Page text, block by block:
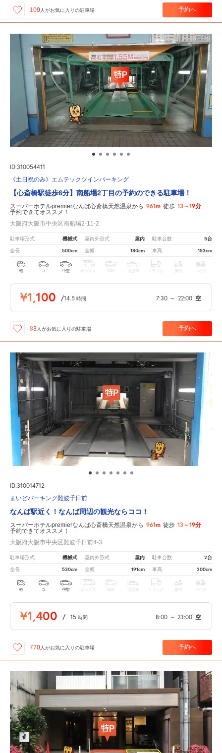
109 人がお気に入りの駐車場 予約へ
ID:310054411
《土日祝のみ》エムテックツインパーキング
【心斎橋駅徒歩6分】南船場2丁目の予約のできる駐車場！
スーパーホテルpremierなんば心斎橋天然温泉から 961m 徒歩 13～19分
予約できてオススメ！
大阪府大阪市中央区南船場2-11-2
駐車場形式 機械式 屋内外形式 屋内 駐車台数 5台
全長 500cm 全幅 180cm 車高 153cm
軽 コ 中型 ボックス SUV 大型車 トラック 原付 バイク
¥1,100 /14.5 時間 7:30 ～ 22:00 空
83 人がお気に入りの駐車場 予約へ
ID:310014712
まいどパーキング難波千日前
なんば駅近く！なんば周辺の観光ならココ！
スーパーホテルpremierなんば心斎橋天然温泉から 961m 徒歩 13～19分
予約できてオススメ！
大阪府大阪市中央区難波千日前4-3
駐車場形式 機械式 屋内外形式 屋内 駐車台数 2台
全長 530cm 全幅 191cm 車高 200cm
軽 コ 中型 ボックス SUV 大型車 トラック 原付 バイク
¥1,400 / 15 時間 8:00 ～ 23:00 空
770 人がお気に入りの駐車場 予約へ